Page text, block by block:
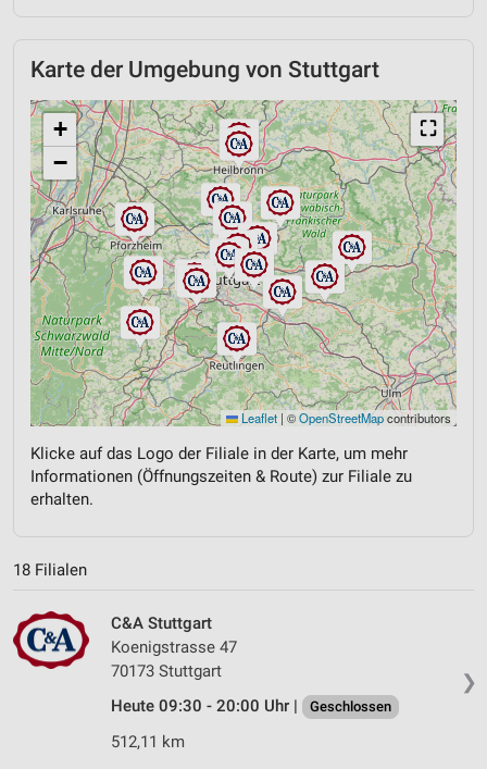
Karte der Umgebung von Stuttgart
⛶
+
−
Leaflet | ©OpenStreetMapcontributors
Klicke auf das Logo der Filiale in der Karte, um mehr
Informationen (Öffnungszeiten & Route) zur Filiale zu
erhalten.
18 Filialen
❯
C&A Stuttgart
Koenigstrasse 47
70173 Stuttgart
Heute 09:30 - 20:00 Uhr |
Geschlossen
512,11 km